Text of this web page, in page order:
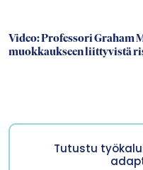
Video: Professori Graham
muokkaukseen liittyvistä
Tutustu